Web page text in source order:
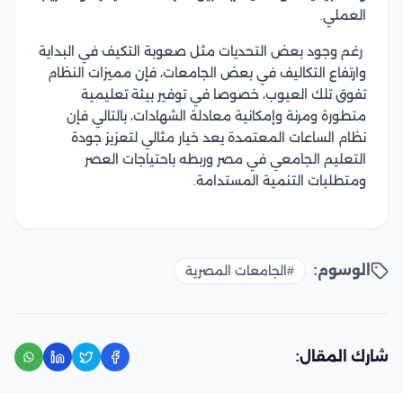
العملي.
رغم وجود بعض التحديات مثل صعوبة التكيف في البداية
وارتفاع التكاليف في بعض الجامعات، فإن مميزات النظام
تفوق تلك العيوب، خصوصا في توفير بيئة تعليمية
متطورة ومرنة وإمكانية معادلة الشهادات، بالتالي فإن
نظام الساعات المعتمدة يعد خيار مثالي لتعزيز جودة
التعليم الجامعي في مصر وربطه باحتياجات العصر
ومتطلبات التنمية المستدامة.
الوسوم: #الجامعات المصرية
شارك المقال: